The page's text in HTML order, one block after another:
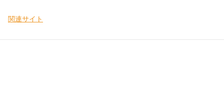
関連サイト